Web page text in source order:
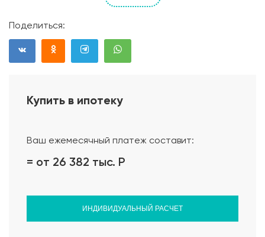
Проект дома
Поделиться:
Купить в ипотеку
Ваш ежемесячный платеж составит:
= от 26 382 тыс. Р
ИНДИВИДУАЛЬНЫЙ РАСЧЕТ